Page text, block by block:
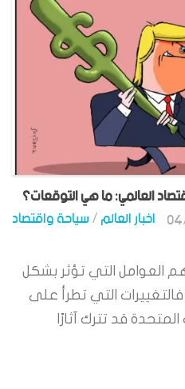
العالمي: ما هي التوقعات؟
اخبار العالم/سياحة واقتصاد
العوامل التي تؤثر بشكل
التي تطرأ على
قد تترك آثارًا